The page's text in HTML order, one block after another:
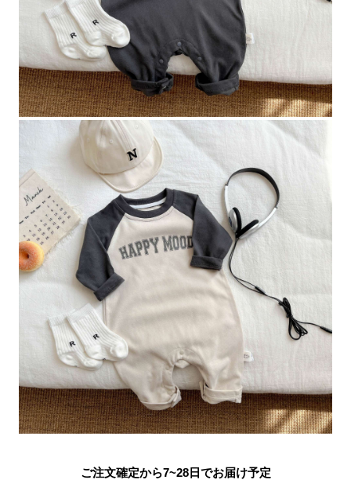
ご注文確定から7~28日でお届け予定